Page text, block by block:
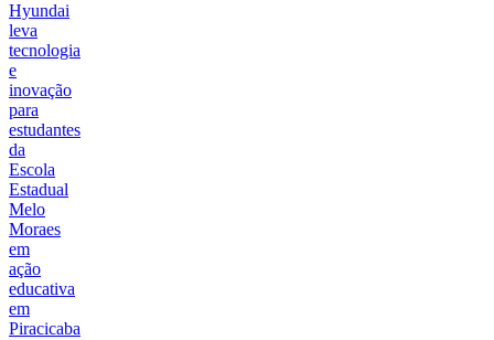
Hyundai
leva
tecnologia
e
inovação
para
estudantes
da
Escola
Estadual
Melo
Moraes
em
ação
educativa
em
Piracicaba